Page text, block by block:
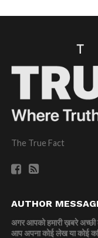
The True Fact
AUTHOR
अगर आपको हमारी ख़बरे अच्छी
आप अपना कोई लेख या कोई